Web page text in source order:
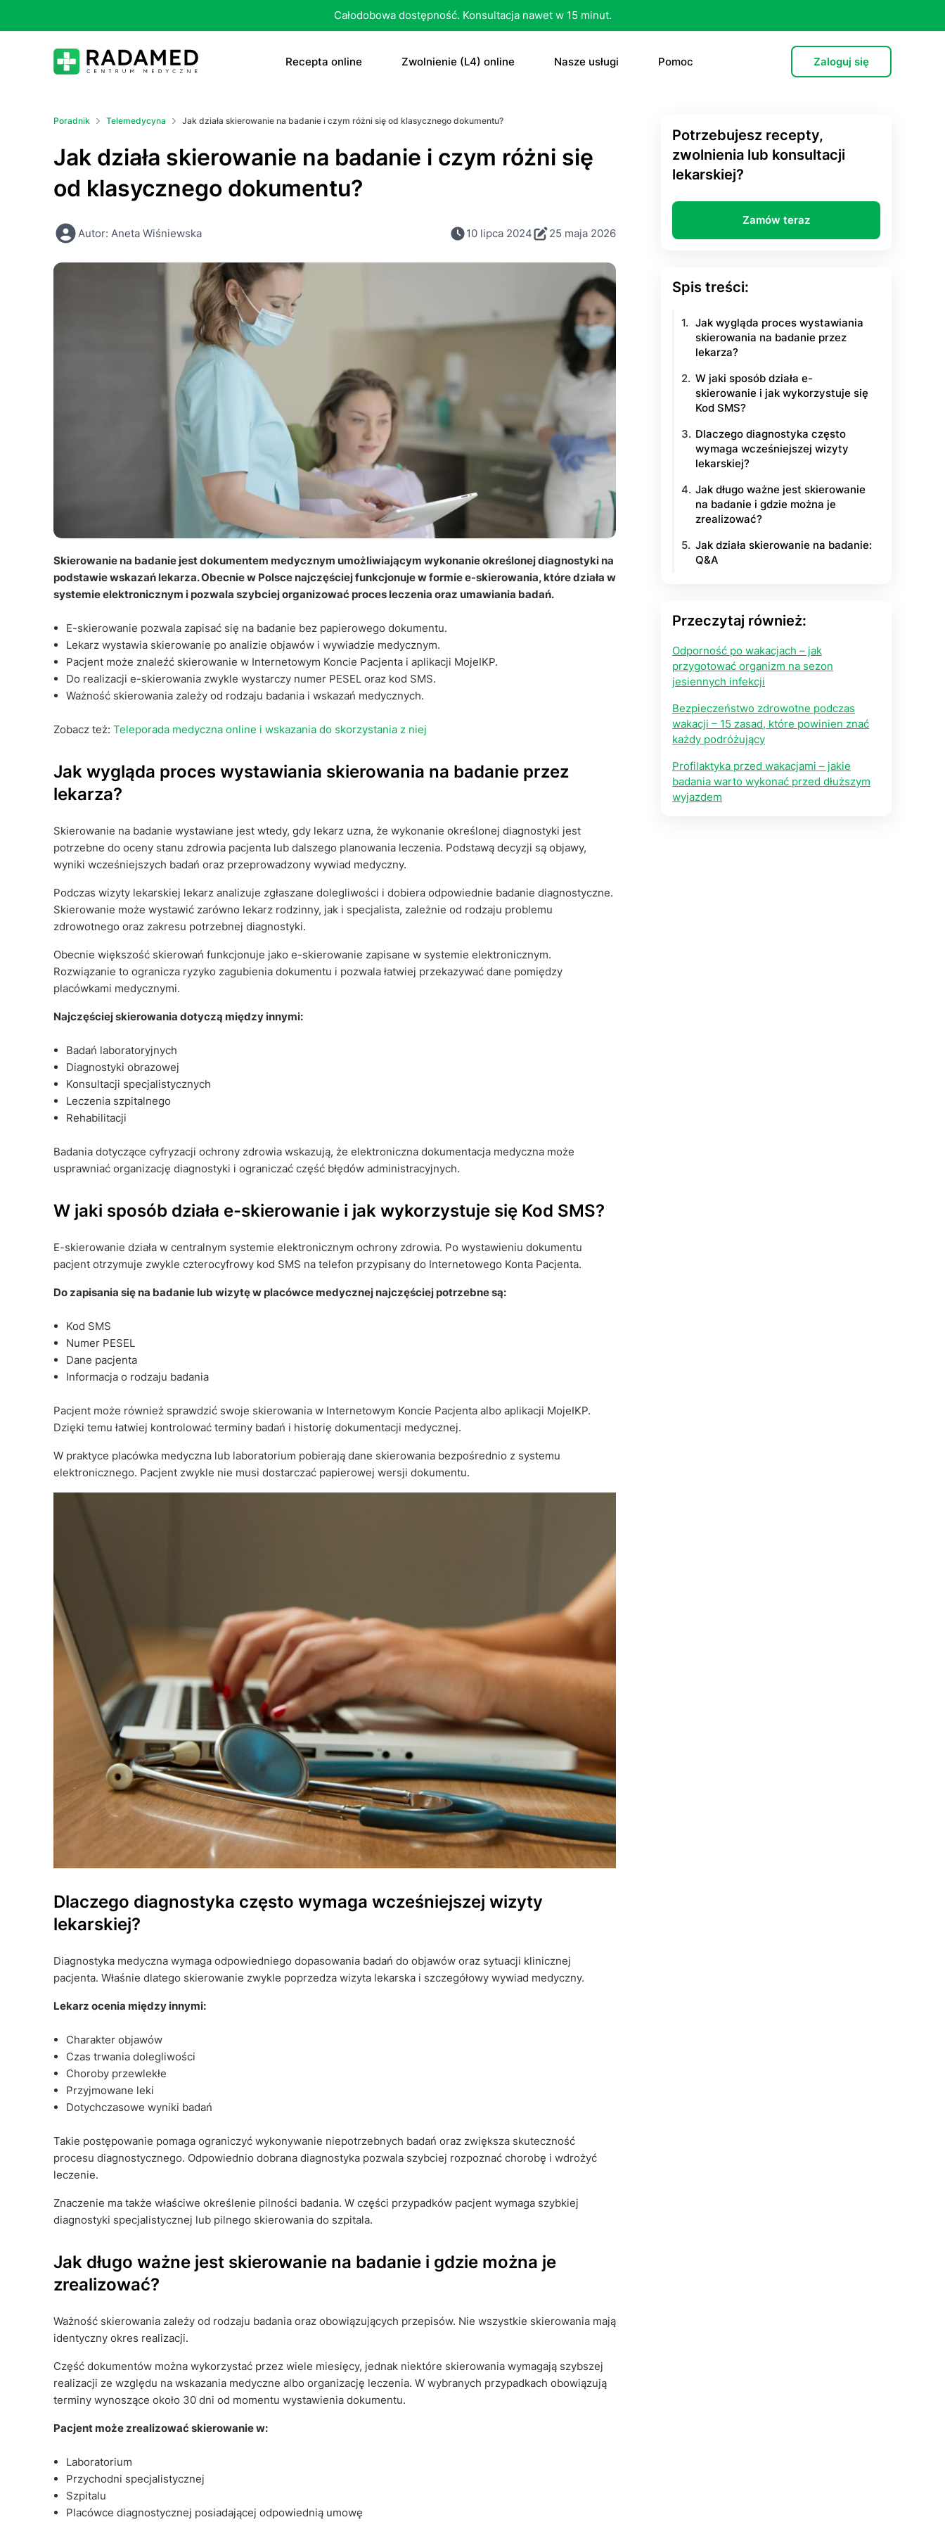
Całodobowa dostępność. Konsultacja nawet w 15 minut.
Recepta online Zwolnienie (L4) online Nasze usługi
Konsultacja lekarska
RTG
MRI
CT
Konsultacja psychiatryczna (dorośli)
Antykoncepcja hormonalna
Tabletka „dzień po”
Leczenie otyłości
Ubezpieczenie na życie
Pomoc Zaloguj się
Poradnik Telemedycyna Jak działa skierowanie na badanie i czym różni się od klasycznego dokumentu?
Jak działa skierowanie na badanie i czym różni się
od klasycznego dokumentu?
Autor: Aneta Wiśniewska 10 lipca 2024 25 maja 2026
Skierowanie na badanie jest dokumentem medycznym umożliwiającym wykonanie określonej diagnostyki na
podstawie wskazań lekarza. Obecnie w Polsce najczęściej funkcjonuje w formie e-skierowania, które działa w
systemie elektronicznym i pozwala szybciej organizować proces leczenia oraz umawiania badań.
E-skierowanie pozwala zapisać się na badanie bez papierowego dokumentu.
Lekarz wystawia skierowanie po analizie objawów i wywiadzie medycznym.
Pacjent może znaleźć skierowanie w Internetowym Koncie Pacjenta i aplikacji MojeIKP.
Do realizacji e-skierowania zwykle wystarczy numer PESEL oraz kod SMS.
Ważność skierowania zależy od rodzaju badania i wskazań medycznych.
Zobacz też: Teleporada medyczna online i wskazania do skorzystania z niej
Jak wygląda proces wystawiania skierowania na badanie przez
lekarza?
Skierowanie na badanie wystawiane jest wtedy, gdy lekarz uzna, że wykonanie określonej diagnostyki jest
potrzebne do oceny stanu zdrowia pacjenta lub dalszego planowania leczenia. Podstawą decyzji są objawy,
wyniki wcześniejszych badań oraz przeprowadzony wywiad medyczny.
Podczas wizyty lekarskiej lekarz analizuje zgłaszane dolegliwości i dobiera odpowiednie badanie diagnostyczne.
Skierowanie może wystawić zarówno lekarz rodzinny, jak i specjalista, zależnie od rodzaju problemu
zdrowotnego oraz zakresu potrzebnej diagnostyki.
Obecnie większość skierowań funkcjonuje jako e-skierowanie zapisane w systemie elektronicznym.
Rozwiązanie to ogranicza ryzyko zagubienia dokumentu i pozwala łatwiej przekazywać dane pomiędzy
placówkami medycznymi.
Najczęściej skierowania dotyczą między innymi:
Badań laboratoryjnych
Diagnostyki obrazowej
Konsultacji specjalistycznych
Leczenia szpitalnego
Rehabilitacji
Badania dotyczące cyfryzacji ochrony zdrowia wskazują, że elektroniczna dokumentacja medyczna może
usprawniać organizację diagnostyki i ograniczać część błędów administracyjnych.
W jaki sposób działa e-skierowanie i jak wykorzystuje się Kod SMS?
E-skierowanie działa w centralnym systemie elektronicznym ochrony zdrowia. Po wystawieniu dokumentu
pacjent otrzymuje zwykle czterocyfrowy kod SMS na telefon przypisany do Internetowego Konta Pacjenta.
Do zapisania się na badanie lub wizytę w placówce medycznej najczęściej potrzebne są:
Kod SMS
Numer PESEL
Dane pacjenta
Informacja o rodzaju badania
Pacjent może również sprawdzić swoje skierowania w Internetowym Koncie Pacjenta albo aplikacji MojeIKP.
Dzięki temu łatwiej kontrolować terminy badań i historię dokumentacji medycznej.
W praktyce placówka medyczna lub laboratorium pobierają dane skierowania bezpośrednio z systemu
elektronicznego. Pacjent zwykle nie musi dostarczać papierowej wersji dokumentu.
Dlaczego diagnostyka często wymaga wcześniejszej wizyty
lekarskiej?
Diagnostyka medyczna wymaga odpowiedniego dopasowania badań do objawów oraz sytuacji klinicznej
pacjenta. Właśnie dlatego skierowanie zwykle poprzedza wizyta lekarska i szczegółowy wywiad medyczny.
Lekarz ocenia między innymi:
Charakter objawów
Czas trwania dolegliwości
Choroby przewlekłe
Przyjmowane leki
Dotychczasowe wyniki badań
Takie postępowanie pomaga ograniczyć wykonywanie niepotrzebnych badań oraz zwiększa skuteczność
procesu diagnostycznego. Odpowiednio dobrana diagnostyka pozwala szybciej rozpoznać chorobę i wdrożyć
leczenie.
Znaczenie ma także właściwe określenie pilności badania. W części przypadków pacjent wymaga szybkiej
diagnostyki specjalistycznej lub pilnego skierowania do szpitala.
Jak długo ważne jest skierowanie na badanie i gdzie można je
zrealizować?
Ważność skierowania zależy od rodzaju badania oraz obowiązujących przepisów. Nie wszystkie skierowania mają
identyczny okres realizacji.
Część dokumentów można wykorzystać przez wiele miesięcy, jednak niektóre skierowania wymagają szybszej
realizacji ze względu na wskazania medyczne albo organizację leczenia. W wybranych przypadkach obowiązują
terminy wynoszące około 30 dni od momentu wystawienia dokumentu.
Pacjent może zrealizować skierowanie w:
Laboratorium
Przychodni specjalistycznej
Szpitalu
Placówce diagnostycznej posiadającej odpowiednią umowę
Potrzebujesz recepty,
zwolnienia lub konsultacji
lekarskiej?
Zamów teraz
Spis treści:
Jak wygląda proces wystawiania
skierowania na badanie przez
lekarza?
W jaki sposób działa e-
skierowanie i jak wykorzystuje się
Kod SMS?
Dlaczego diagnostyka często
wymaga wcześniejszej wizyty
lekarskiej?
Jak długo ważne jest skierowanie
na badanie i gdzie można je
zrealizować?
Jak działa skierowanie na badanie:
Q&A
Przeczytaj również:
Odporność po wakacjach – jak
przygotować organizm na sezon
jesiennych infekcji
Bezpieczeństwo zdrowotne podczas
wakacji – 15 zasad, które powinien znać
każdy podróżujący
Profilaktyka przed wakacjami – jakie
badania warto wykonać przed dłuższym
wyjazdem